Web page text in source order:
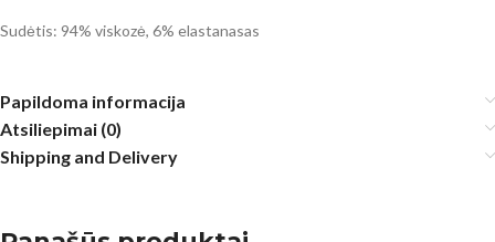
Sudėtis: 94% viskozė, 6% elastanasas
Papildoma informacija
Atsiliepimai (0)
Shipping and Delivery